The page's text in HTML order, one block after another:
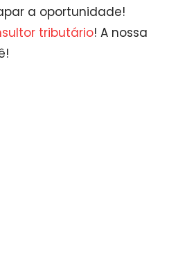
a oportunidade!
tributário! A nossa